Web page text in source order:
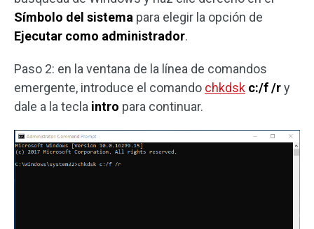
Símbolo del sistema para elegir la opción de
Ejecutar como administrador.
Paso 2: en la ventana de la línea de comandos
emergente, introduce el comando chkdsk c:/f /ry
dale a la tecla intro para continuar.